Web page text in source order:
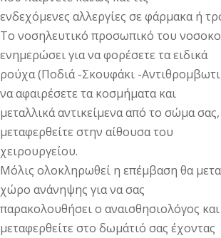
ενδεχόμενες αλλεργίες σε φάρμακα ή
Το νοσηλευτικό προσωπικό του
ενημερώσει για να φορέσετε τα ειδικά
ρούχα (Ποδιά -Σκουφάκι -
να αφαιρέσετε τα κοσμήματα και
μεταλλικά αντικείμενα από το σώμα
μεταφερθείτε στην αίθουσα του
χειρουργείου.
Μόλις ολοκληρωθεί η επέμβαση θα
χώρο ανάνηψης για να σας
παρακολουθήσει ο αναισθησιολόγος
μεταφερθείτε στο δωμάτιό σας έχοντας